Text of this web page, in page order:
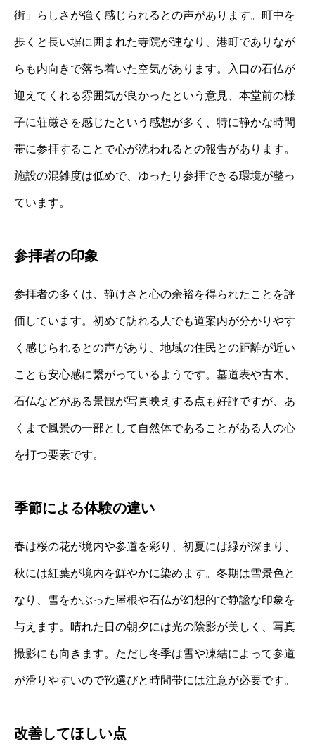
街」らしさが強く感じられるとの声があります。町中を
歩くと長い塀に囲まれた寺院が連なり、港町でありなが
らも内向きで落ち着いた空気があります。入口の石仏が
迎えてくれる雰囲気が良かったという意見、本堂前の様
子に荘厳さを感じたという感想が多く、特に静かな時間
帯に参拝することで心が洗われるとの報告があります。
施設の混雑度は低めで、ゆったり参拝できる環境が整っ
ています。
参拝者の印象
参拝者の多くは、静けさと心の余裕を得られたことを評
価しています。初めて訪れる人でも道案内が分かりやす
く感じられるとの声があり、地域の住民との距離が近い
ことも安心感に繋がっているようです。墓道表や古木、
石仏などがある景観が写真映えする点も好評ですが、あ
くまで風景の一部として自然体であることがある人の心
を打つ要素です。
季節による体験の違い
春は桜の花が境内や参道を彩り、初夏には緑が深まり、
秋には紅葉が境内を鮮やかに染めます。冬期は雪景色と
なり、雪をかぶった屋根や石仏が幻想的で静謐な印象を
与えます。晴れた日の朝夕には光の陰影が美しく、写真
撮影にも向きます。ただし冬季は雪や凍結によって参道
が滑りやすいので靴選びと時間帯には注意が必要です。
改善してほしい点